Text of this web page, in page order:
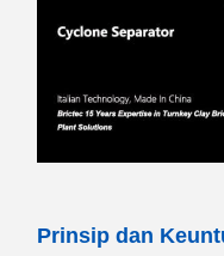
Prinsip dan